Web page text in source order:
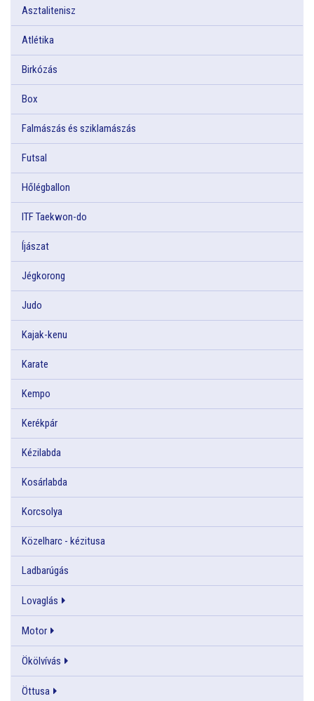
Asztalitenisz
Atlétika
Birkózás
Box
Falmászás és sziklamászás
Futsal
Hőlégballon
ITF Taekwon-do
Íjászat
Jégkorong
Judo
Kajak-kenu
Karate
Kempo
Kerékpár
Kézilabda
Kosárlabda
Korcsolya
Közelharc - kézitusa
Ladbarúgás
Lovaglás
Motor
Ökölvívás
Öttusa